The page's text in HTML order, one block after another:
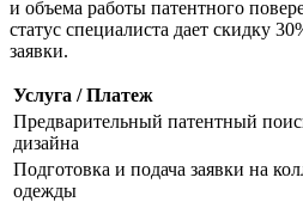
и объема работы патентного
статус специалиста дает скидку
заявки.
Услуга / Платеж
Предварительный патентный
дизайна
Подготовка и подача заявки на
одежды